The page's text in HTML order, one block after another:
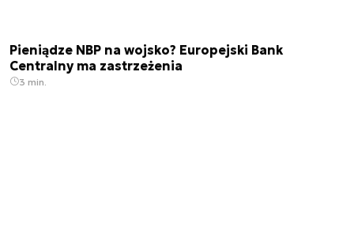
Pieniądze NBP na wojsko? Europejski Bank
Centralny ma zastrzeżenia
3 min.